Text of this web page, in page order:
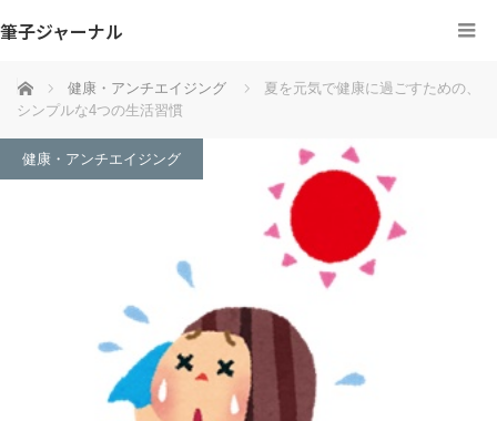
筆子ジャーナル
ホーム 健康・アンチエイジング
夏を元気で健康に過ごすための、
シンプルな4つの生活習慣
健康・アンチエイジング